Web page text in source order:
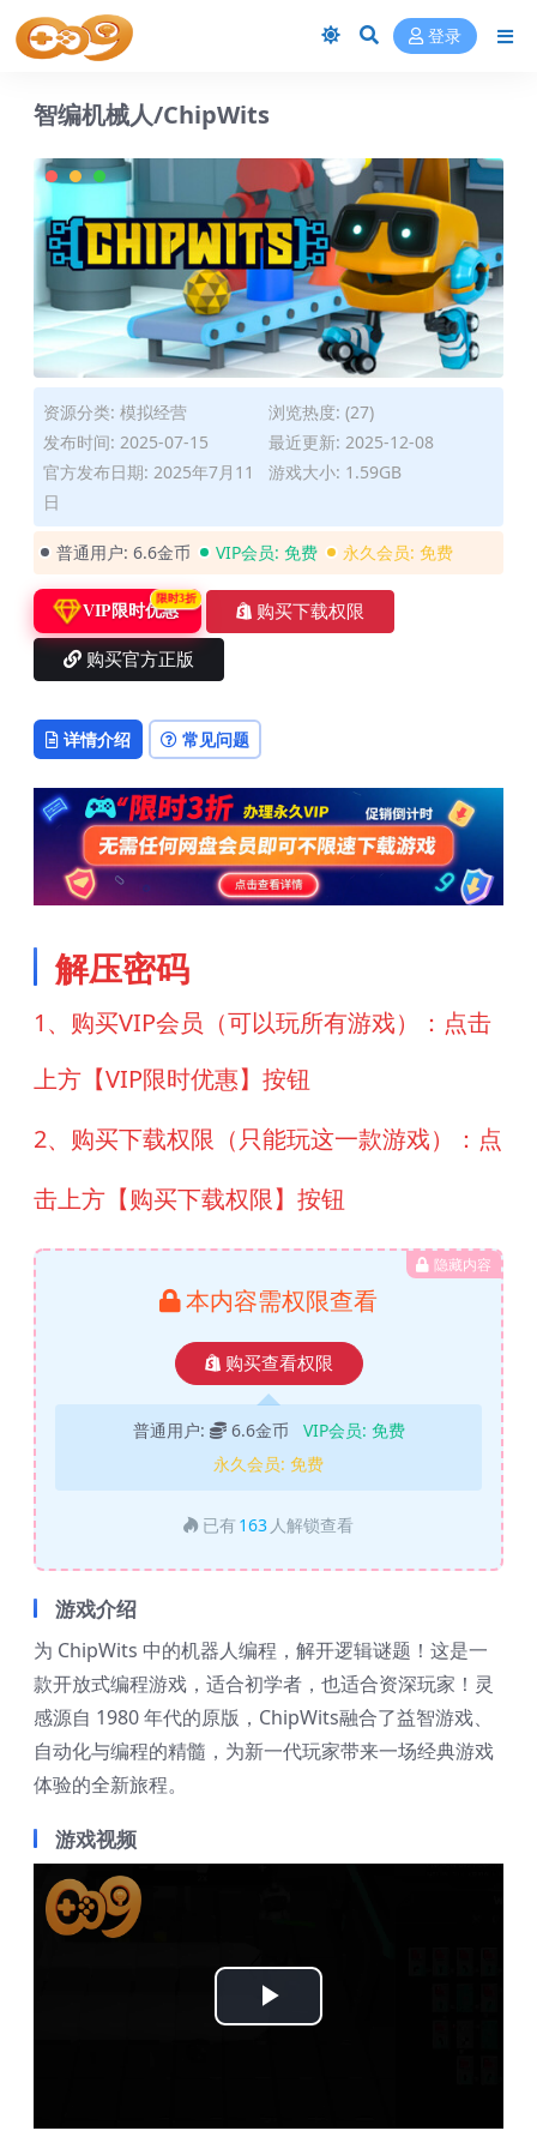
登录
智编机械人/ChipWits
资源分类: 模拟经营
浏览热度: (27)
发布时间: 2025-07-15
最近更新: 2025-12-08
官方发布日期: 2025年7月11
日
游戏大小: 1.59GB
普通用户: 6.6金币 VIP会员: 免费 永久会员: 免费
VIP限时优惠
限时3折
购买下载权限
购买官方正版
详情介绍 常见问题
解压密码
1、购买VIP会员（可以玩所有游戏）：点击
上方【VIP限时优惠】按钮
2、购买下载权限（只能玩这一款游戏）：点
击上方【购买下载权限】按钮
隐藏内容
本内容需权限查看
购买查看权限
普通用户: 6.6金币 VIP会员: 免费
永久会员: 免费
已有 163 人解锁查看
游戏介绍
为 ChipWits 中的机器人编程，解开逻辑谜题！这是一
款开放式编程游戏，适合初学者，也适合资深玩家！灵
感源自 1980 年代的原版，ChipWits融合了益智游戏、
自动化与编程的精髓，为新一代玩家带来一场经典游戏
体验的全新旅程。
游戏视频
Play